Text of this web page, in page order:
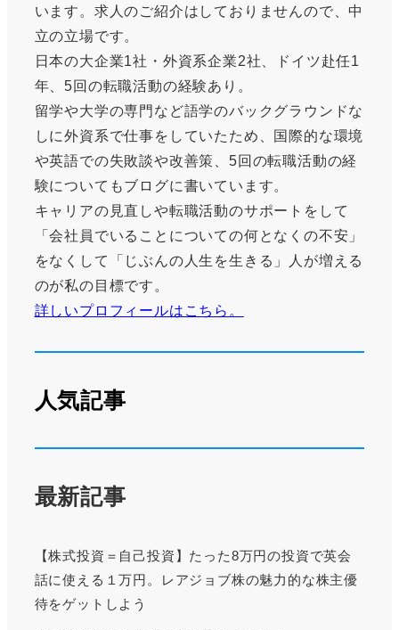
います。求人のご紹介はしておりませんので、中
立の立場です。
日本の大企業1社・外資系企業2社、ドイツ赴任1
年、5回の転職活動の経験あり。
留学や大学の専門など語学のバックグラウンドな
しに外資系で仕事をしていたため、国際的な環境
や英語での失敗談や改善策、5回の転職活動の経
験についてもブログに書いています。
キャリアの見直しや転職活動のサポートをして
「会社員でいることについての何となくの不安」
をなくして「じぶんの人生を生きる」人が増える
のが私の目標です。
詳しいプロフィールはこちら。
人気記事
最新記事
【株式投資＝自己投資】たった8万円の投資で英会
話に使える１万円。レアジョブ株の魅力的な株主優
待をゲットしよう